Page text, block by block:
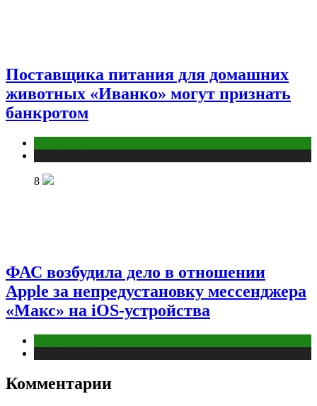
Поставщика питания для домашних
животных «Иванко» могут признать
банкротом
8
ФАС возбудила дело в отношении
Apple за непредустановку мессенджера
«Макс» на iOS-устройства
Комментарии